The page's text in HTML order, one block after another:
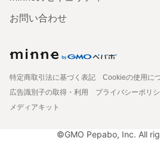
お問い合わせ
特定商取引法に基づく表記
Cookieの使用に
広告識別子の取得・利用
プライバシーポリ
メディアキット
©GMO Pepabo, Inc. All